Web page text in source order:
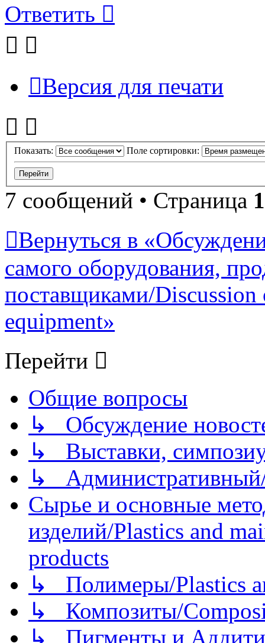
Ответить
Версия для печати
Показать: Поле сортировки:
7 сообщений • Страница 1
Вернуться в
самого оборудования,
поставщиками/Discussion
equipment»
Перейти
Общие вопросы
↳ Обсуждение
↳ Выставки,
↳
Сырье и основные
изделий/Plastics and
products
↳ Полимеры/Plastics
↳ Композиты/
↳ Пигменты и